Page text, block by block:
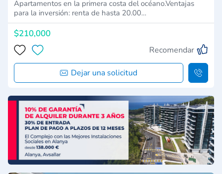
Apartamentos en la primera costa del océano.Ventajas
para la inversión: renta de hasta 20.00…
$210,000
Recomendar
Dejar una solicitud